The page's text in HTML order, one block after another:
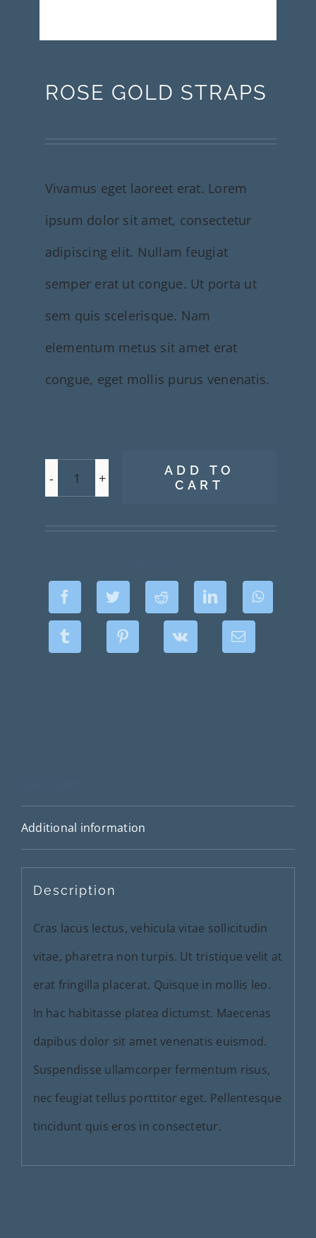
ROSE GOLD STRAPS
Vivamus eget laoreet erat. Lorem
ipsum dolor sit amet, consectetur
adipiscing elit. Nullam feugiat
semper erat ut congue. Ut porta ut
sem quis scelerisque. Nam
elementum metus sit amet erat
congue, eget mollis purus venenatis.
ADD TO
CART
Additional information
Description
Cras lacus lectus, vehicula vitae sollicitudin
vitae, pharetra non turpis. Ut tristique velit at
erat fringilla placerat. Quisque in mollis leo.
In hac habitasse platea dictumst. Maecenas
dapibus dolor sit amet venenatis euismod.
Suspendisse ullamcorper fermentum risus,
nec feugiat tellus porttitor eget. Pellentesque
tincidunt quis eros in consectetur.